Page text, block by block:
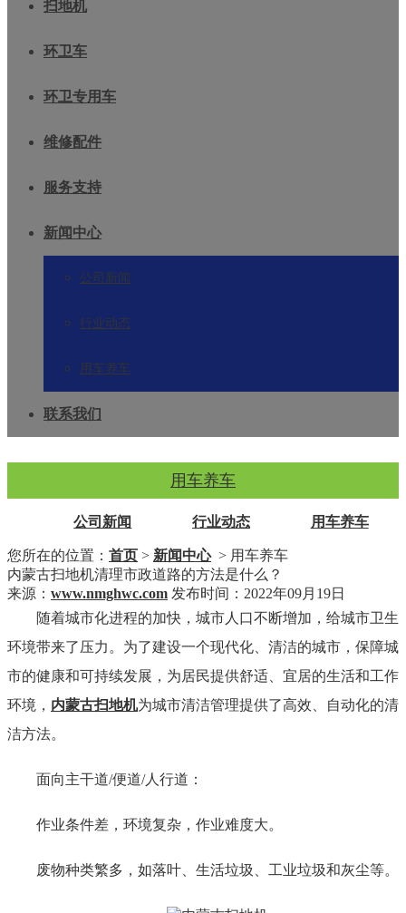
扫地机
环卫车
环卫专用车
维修配件
服务支持
新闻中心
公司新闻
行业动态
用车养车
联系我们
用车养车
公司新闻 行业动态 用车养车
您所在的位置： 首页 > 新闻中心> 用车养车
内蒙古扫地机清理市政道路的方法是什么？
来源： www.nmghwc.com 发布时间：2022年09月19日
随着城市化进程的加快，城市人口不断增加，给城市卫生
环境带来了压力。为了建设一个现代化、清洁的城市，保障城
市的健康和可持续发展，为居民提供舒适、宜居的生活和工作
环境， 内蒙古扫地机为城市清洁管理提供了高效、自动化的清
洁方法。
面向主干道/便道/人行道：
作业条件差，环境复杂，作业难度大。
废物种类繁多，如落叶、生活垃圾、工业垃圾和灰尘等。